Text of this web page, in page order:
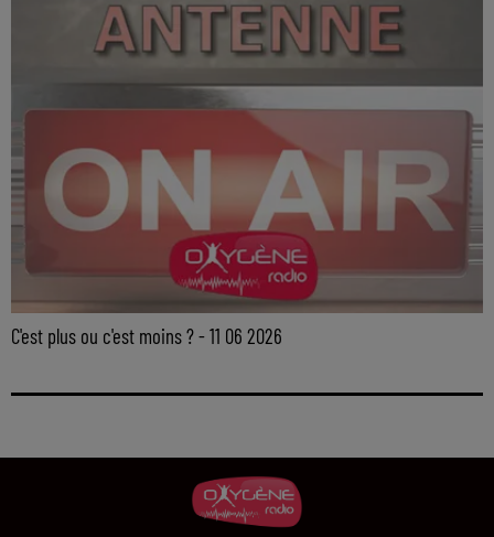
C'est plus ou c'est moins ? - 11 06 2026